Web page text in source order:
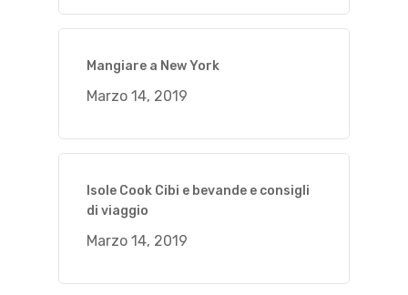
Mangiare a New York
Marzo 14, 2019
Isole Cook Cibi e bevande e consigli
di viaggio
Marzo 14, 2019